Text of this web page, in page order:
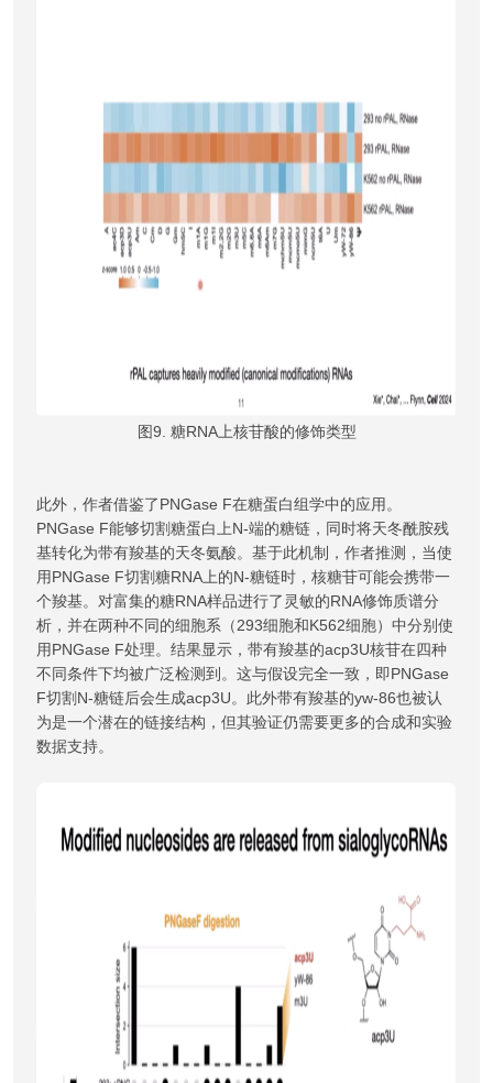
图9. 糖RNA上核苷酸的修饰类型
此外，作者借鉴了PNGase F在糖蛋白组学中的应用。
PNGase F能够切割糖蛋白上N-端的糖链，同时将天冬酰胺残
基转化为带有羧基的天冬氨酸。基于此机制，作者推测，当使
用PNGase F切割糖RNA上的N-糖链时，核糖苷可能会携带一
个羧基。对富集的糖RNA样品进行了灵敏的RNA修饰质谱分
析，并在两种不同的细胞系（293细胞和K562细胞）中分别使
用PNGase F处理。结果显示，带有羧基的acp3U核苷在四种
不同条件下均被广泛检测到。这与假设完全一致，即PNGase
F切割N-糖链后会生成acp3U。此外带有羧基的yw-86也被认
为是一个潜在的链接结构，但其验证仍需要更多的合成和实验
数据支持。